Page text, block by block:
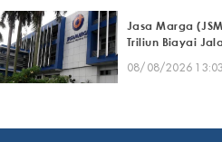
Jasa Marga
Triliun Biayai
08/08/2026